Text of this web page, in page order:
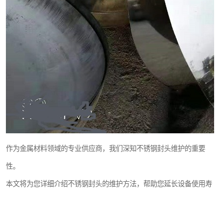
作为金属材料领域的专业供应商，我们深知不锈钢封头维护的重要
性。
本文将为您详细介绍不锈钢封头的维护方法，帮助您延长设备使用寿